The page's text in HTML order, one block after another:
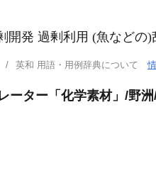
開発 過剰利用 (魚などの)
英和 用語・用例辞典について
ーター「化学素材」/野